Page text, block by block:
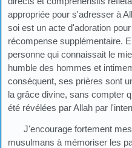
appropriée pour s'adresser à
soi est un acte d'adoration
récompense supplémentaire.
personne qui connaissait le
humble des hommes et
conséquent, ses prières sont
la grâce divine, sans compter
été révélées par Allah par
J'encourage fortement
musulmans à mémoriser les